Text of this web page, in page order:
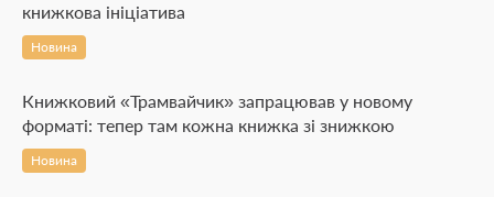
книжкова ініціатива
Новина
Книжковий «Трамвайчик» запрацював у новому
форматі: тепер там кожна книжка зі знижкою
Новина